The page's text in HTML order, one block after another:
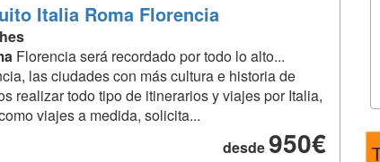
Italia Roma Florencia
Florencia será recordado por todo lo alto...
las ciudades con más cultura e historia de
realizar todo tipo de itinerarios y viajes por Italia,
viajes a medida, solicita...
desde950€